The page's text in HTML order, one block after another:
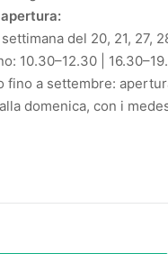
del 20, 21, 27,
10.30–12.30 |
fino a settembre:
domenica, con i